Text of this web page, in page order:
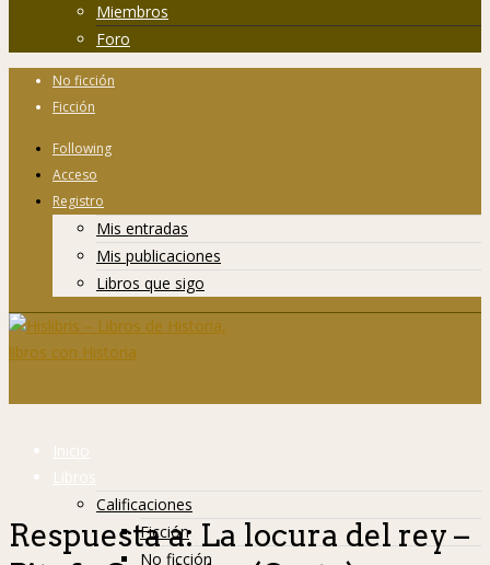
Miembros
Foro
No ficción
Ficción
Following
Acceso
Registro
Mis entradas
Mis publicaciones
Libros que sigo
Inicio
Libros
Calificaciones
Ficción
No ficción
Respuesta a: La locura del rey –